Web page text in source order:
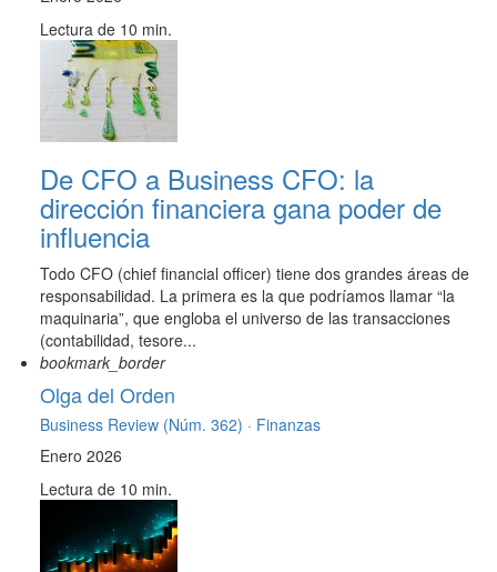
Lectura de 10 min.
De CFO a Business CFO: la
dirección financiera gana poder de
influencia
Todo CFO (chief financial officer) tiene dos grandes áreas de
responsabilidad. La primera es la que podríamos llamar “la
maquinaria”, que engloba el universo de las transacciones
(contabilidad, tesore...
bookmark_border
Olga del Orden
Business Review (Núm. 362) · Finanzas
Enero 2026
Lectura de 10 min.